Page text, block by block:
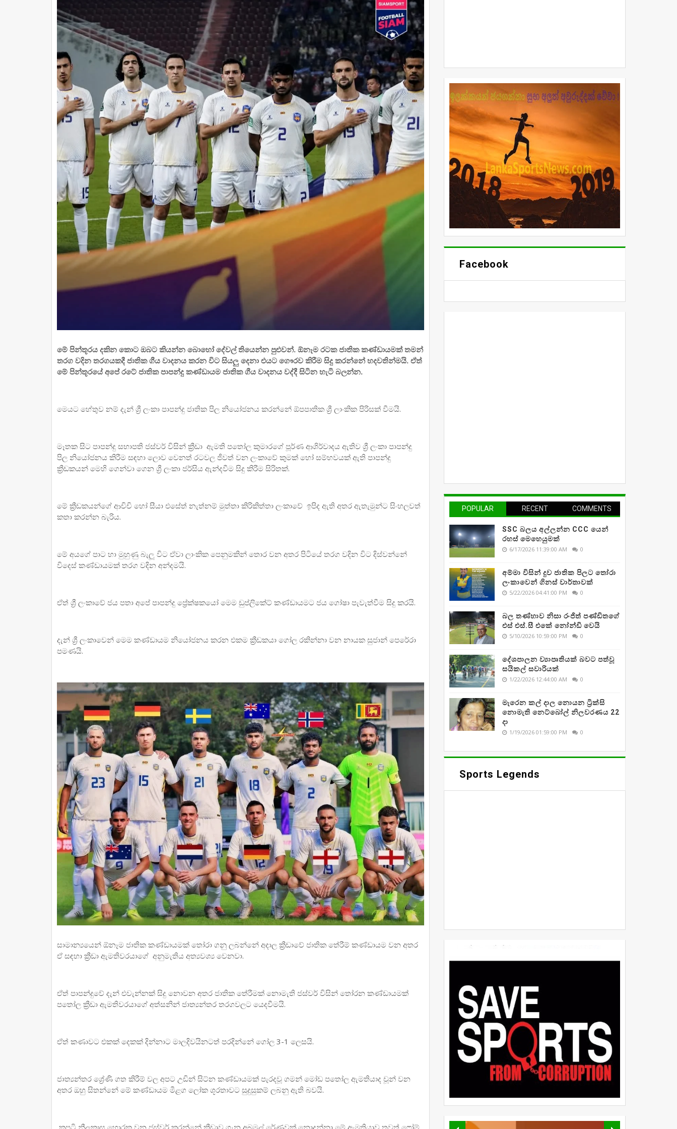
මේ පින්තූරය දකින කොට ඔබට කියන්න බොහෝ දේවල් තියෙන්න පුළුවන්. ඕනෑම රටක ජාතික කණ්ඩායමක් තමන්
තරග වදින තරගයකදී ජාතික ගීය වාදනය කරන විට සියලු දෙනා එයට ගෞරව කිරීම සිදු කරන්නේ හදවතින්මයි. ඒත්
මේ පින්තූරයේ අපේ රටේ ජාතික පාපන්දු කණ්ඩායම ජාතික ගීය වාදනය වද්දී සිටින හැටි බලන්න.
මෙයට හේතුව නම් දැන් ශ්‍රී ලංකා පාපන්දු ජාතික පිල නියෝජනය කරන්නේ ඕපපාතික ශ්‍රී ලාංකික පිරිසක් වීමයි.
මෑතක සිට පාපන්දු සභාපති ජස්වර් විසින් ක්‍රීඩා ඇමති පතෝල කුමාරගේ පූර්ණ ආශිර්වාදය ඇතිව ශ්‍රී ලංකා පාපන්දු
පිල නියෝජනය කිරීම සඳහා ලොව වෙනත් රටවල ජීවත් වන ලංකාවේ කුමක් හෝ සම්භවයක් ඇති පාපන්දු
ක්‍රීඩකයන් මෙහි ගෙන්වා ගෙන ශ්‍රී ලංකා ජර්සිය ඇන්දවීම සිදු කිරීම සිරිතක්.
මේ ක්‍රීඩකයන්ගේ ආචිචි හෝ සීයා එසේත් නැත්නම් මුත්තා කිරිකිත්තා ලංකාවේ ඉපිද ඇති අතර ඇතැමුන්ට සිංහලවත්
කතා කරන්න බැරිය.
මේ අයගේ පාට හා මුහුණු බැලූ විට ඒවා ලාංකික පෙනුමකින් තොර වන අතර පිටියේ තරග වදින විට දිස්වන්නේ
විදෙස් කණ්ඩායමක් තරග වදින අන්දමයි.
ඒත් ශ්‍රී ලංකාවේ ජය පතා අපේ පාපන්දු ප්‍රේක්ෂකයෝ මෙම ඩුප්ලිකේට් කණ්ඩායමට ජය ගෝෂා පැවැත්වීම සිදු කරයි.
දැන් ශ්‍රී ලංකාවෙන් මෙම කණ්ඩායම නියෝජනය කරන එකම ක්‍රීඩකයා ගෝල රකින්නා වන නායක සුජාන් පෙරේරා
පමණයි.
සාමාන්‍යයෙන් ඕනෑම ජාතික කණ්ඩායමක් තෝරා ගනු ලබන්නේ අදාල ක්‍රීඩාවේ ජාතික තේරීම් කණ්ඩායම වන අතර
ඒ සඳහා ක්‍රීඩා ඇමතිවරයාගේ අනුමැතිය අත්‍යවශ්‍ය වෙනවා.
ඒත් පාපන්දුවේ දැන් එවැන්නක් සිදු නොවන අතර ජාතික තේරීමක් නොමැති ජස්වර් විසින් තෝරන කණ්ඩායමක්
පතෝල ක්‍රීඩා ඇමතිවරයාගේ අත්සනින් ජාත්‍යන්තර තරගවලට යෙදවීමයි.
ඒත් කණාවට එකක් දෙකක් දින්නාට මාලදිවයිනටත් පරදින්නේ ගෝල 3-1 ලෙසයි.
ජාත්‍යන්තර ශ්‍රේණි ගත කිරීම් වල අපට උඩින් සිට්න කණ්ඩායමක් පැරදවූ ගමන් මෝඩ පතෝල ඇමතියාද චූන් වන
අතර ඔහු සිතන්නේ මේ කණ්ඩායම මීළග ලෝක ශූරතාවට සුදුසුකම් ලබනු ඇති බවයි.
Facebook
POPULAR RECENT COMMENTS
SSC බලය අල්ලන්න CCC යෙන්
රහස් මෙහෙයුමක්
6/17/2026 11:39:00 AM 0
අම්මා විසින් දුව ජාතික පිලට තෝරා
ලංකාවෙන් ගිනස් වාර්තාවක්
5/22/2026 04:41:00 PM 0
බල තණ්හාව නිසා රංජිත් පණ්ඩිතගේ
එස් එස්.සී එකේ නෝන්ඩි වෙයි
5/10/2026 10:59:00 PM 0
දේශපාලන ව්‍යාපෘතියක් බවට පත්වූ
සයිකල් සවාරියක්
1/22/2026 12:44:00 AM 0
මැරෙන කල් දාල නොයන ට්‍රික්සි
නොමැති නෙට්බෝල් නිලවරණය 22
දා
1/19/2026 01:59:00 PM 0
Sports Legends